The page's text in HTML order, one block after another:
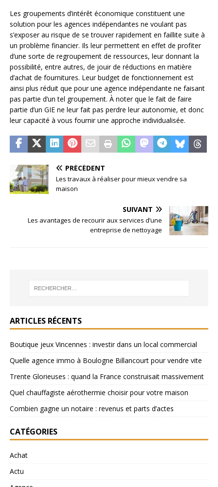
Les groupements d’intérêt économique constituent une
solution pour les agences indépendantes ne voulant pas
s’exposer au risque de se trouver rapidement en faillite suite à
un problème financier. Ils leur permettent en effet de profiter
d’une sorte de regroupement de ressources, leur donnant la
possibilité, entre autres, de jouir de réductions en matière
d’achat de fournitures. Leur budget de fonctionnement est
ainsi plus réduit que pour une agence indépendante ne faisant
pas partie d’un tel groupement. À noter que le fait de faire
partie d’un GIE ne leur fait pas perdre leur autonomie, et donc
leur capacité à vous fournir une approche individualisée.
PRÉCÉDENT
Les travaux à réaliser pour mieux vendre sa
maison
SUIVANT
Les avantages de recourir aux services d’une
entreprise de nettoyage
ARTICLES RÉCENTS
Boutique jeux Vincennes : investir dans un local commercial
Quelle agence immo à Boulogne Billancourt pour vendre vite
Trente Glorieuses : quand la France construisait massivement
Quel chauffagiste aérothermie choisir pour votre maison
Combien gagne un notaire : revenus et parts d’actes
CATÉGORIES
Achat
Actu